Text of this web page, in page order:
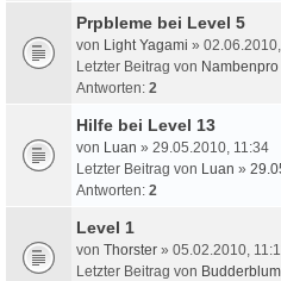
Prpbleme bei Level 5
von Light Yagami »
Letzter Beitrag von Nambenpro
Antworten: 2
Hilfe bei Level 13
von Luan » 29.05.2010, 11:34
Letzter Beitrag von Luan »
Antworten: 2
Level 1
von Thorster » 05.02.2010,
Letzter Beitrag von